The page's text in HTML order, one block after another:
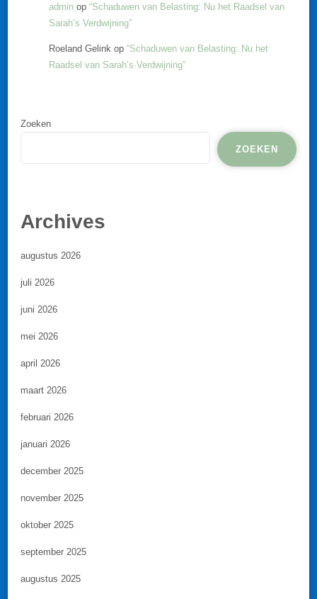
admin op “Schaduwen van Belasting: Nu het Raadsel van
Sarah’s Verdwijning”
Roeland Gelink op “Schaduwen van Belasting: Nu het
Raadsel van Sarah’s Verdwijning”
Zoeken
ZOEKEN
Archives
augustus 2026
juli 2026
juni 2026
mei 2026
april 2026
maart 2026
februari 2026
januari 2026
december 2025
november 2025
oktober 2025
september 2025
augustus 2025